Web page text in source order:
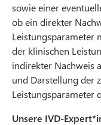
sowie einer
ob ein direkter
Leistungsparameter
der klinischen
indirekter Nachweis
und Darstellung der
Leistungsparameter
Unsere IVD-